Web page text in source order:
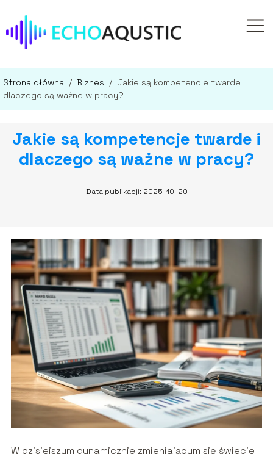
Strona główna / Biznes / Jakie są kompetencje twarde i
dlaczego są ważne w pracy?
Jakie są kompetencje twarde i
dlaczego są ważne w pracy?
Data publikacji: 2025-10-20
W dzisiejszym dynamicznie zmieniającym się świecie